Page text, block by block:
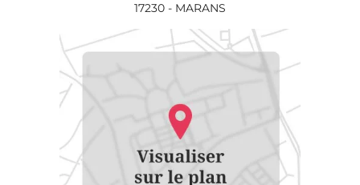
17230 - MARANS